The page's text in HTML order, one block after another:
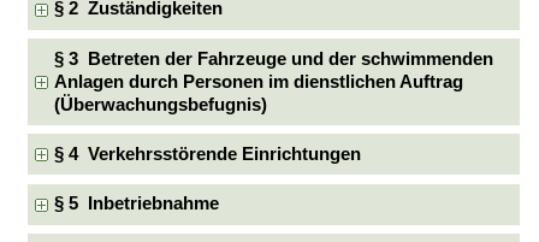
§ 2 Zuständigkeiten
§ 3 Betreten der Fahrzeuge und der schwimmenden
Anlagen durch Personen im dienstlichen Auftrag
(Überwachungsbefugnis)
§ 4 Verkehrsstörende Einrichtungen
§ 5 Inbetriebnahme